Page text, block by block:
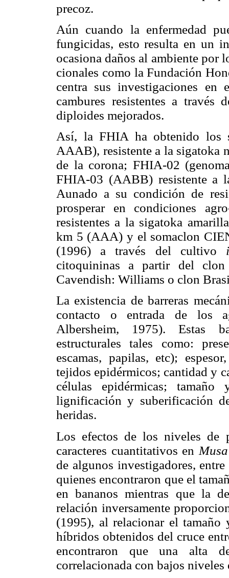
precoz.
Aún cuando la enfermedad
fungicidas, esto resulta en un
ocasiona daños al ambiente por
cionales como la Fundación
centra sus investigaciones
cambures resistentes a través
diploides mejorados.
Así, la FHIA ha obtenido los
AAAB), resistente a la sigatoka
de la corona; FHIA-02
FHIA-03 (AABB) resistente a
Aunado a su condición de
prosperar en condiciones
resistentes a la sigatoka
km 5 (AAA) y el somaclon
(1996) a través del cultivo
citoquininas a partir del
Cavendish: Williams o clon
La existencia de barreras
contacto o entrada de los
Albersheim, 1975). Estas
estructurales tales como:
escamas, papilas, etc);
tejidos epidérmicos; cantidad y
células epidérmicas;
lignificación y suberificación
heridas.
Los efectos de los niveles de
caracteres cuantitativos en Musa
de algunos investigadores,
quienes encontraron que el
en bananos mientras que la
relación inversamente
(1995), al relacionar el
híbridos obtenidos del cruce
encontraron que una alta
correlacionada con bajos